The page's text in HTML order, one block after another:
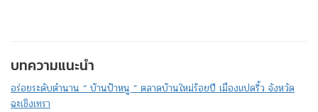
บทความแนะนำ
อร่อยระดับตำนาน “ บ้านป้าหนู ” ตลาดบ้านใหม่ร้อยปี เมืองแปดริ้ว จังหวัด
ฉะเชิงเทรา